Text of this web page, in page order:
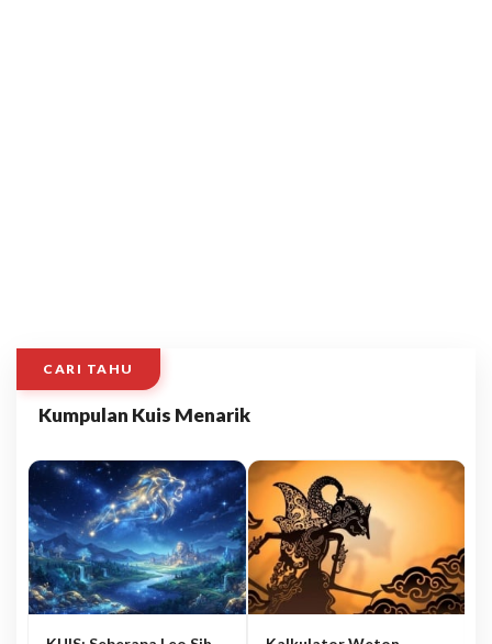
CARI TAHU
Kumpulan Kuis Menarik